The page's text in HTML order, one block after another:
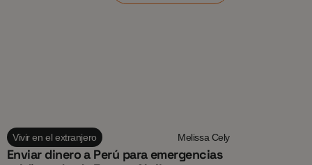
Vivir en el extranjero Melissa Cely
Enviar dinero a Perú para emergencias